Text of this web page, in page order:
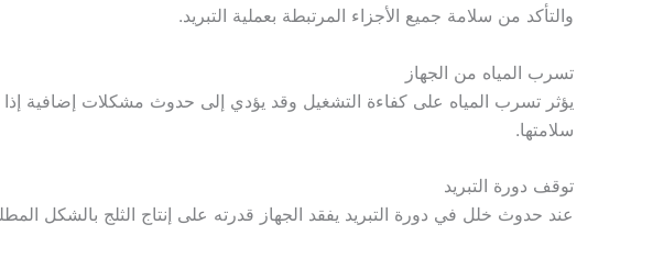
والتأكد من سلامة جميع الأجزاء المرتبطة بعملية التبريد.
تسرب المياه من الجهاز
يؤثر تسرب المياه على كفاءة التشغيل وقد يؤدي إلى حدوث مشكلات إضافية
سلامتها.
توقف دورة التبريد
عند حدوث خلل في دورة التبريد يفقد الجهاز قدرته على إنتاج الثلج بالشكل